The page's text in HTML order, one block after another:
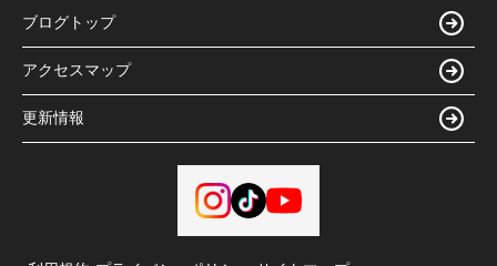
ブログトップ
アクセスマップ
更新情報